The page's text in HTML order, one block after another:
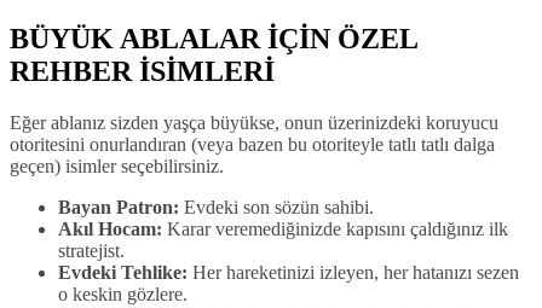
BÜYÜK ABLALAR İÇİN ÖZEL
REHBER İSİMLERİ
Eğer ablanız sizden yaşça büyükse, onun üzerinizdeki koruyucu
otoritesini onurlandıran (veya bazen bu otoriteyle tatlı tatlı dalga
geçen) isimler seçebilirsiniz.
Bayan Patron: Evdeki son sözün sahibi.
Akıl Hocam: Karar veremediğinizde kapısını çaldığınız ilk
stratejist.
Evdeki Tehlike: Her hareketinizi izleyen, her hatanızı sezen
o keskin gözlere.